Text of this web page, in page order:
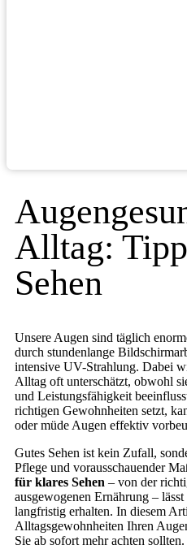
Alltag:
Sehen
Unsere Augen sind täglich
durch stundenlange
intensive UV-Strahlung. Dabei
Alltag oft unterschätzt, obwohl
und Leistungsfähigkeit
richtigen Gewohnheiten setzt,
oder müde Augen effektiv
Gutes Sehen ist kein Zufall,
Pflege und vorausschauender
für klares Sehen – von der
ausgewogenen Ernährung –
langfristig erhalten. In diesem
Alltagsgewohnheiten Ihren
Sie ab sofort mehr achten sollten.